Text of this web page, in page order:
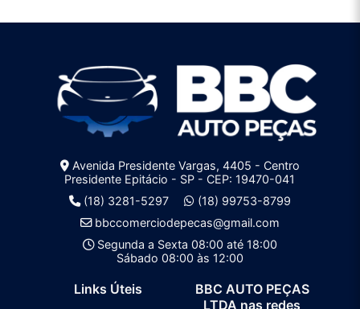
Avenida Presidente Vargas, 4405 - Centro
Presidente Epitácio - SP - CEP: 19470-041
(18) 3281-5297
(18) 99753-8799
bbccomerciodepecas@gmail.com
Segunda a Sexta 08:00 até 18:00
Sábado 08:00 às 12:00
Links Úteis
BBC AUTO PEÇAS
LTDA nas redes